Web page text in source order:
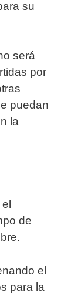
su
será
por
puedan
la
de
el
para la